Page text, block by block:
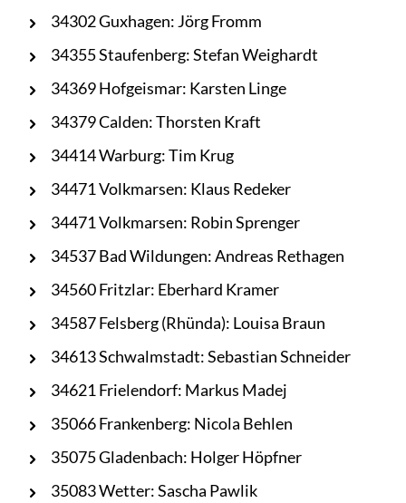
34302 Guxhagen: Jörg Fromm
34355 Staufenberg: Stefan Weighardt
34369 Hofgeismar: Karsten Linge
34379 Calden: Thorsten Kraft
34414 Warburg: Tim Krug
34471 Volkmarsen: Klaus Redeker
34471 Volkmarsen: Robin Sprenger
34537 Bad Wildungen: Andreas Rethagen
34560 Fritzlar: Eberhard Kramer
34587 Felsberg (Rhünda): Louisa Braun
34613 Schwalmstadt: Sebastian Schneider
34621 Frielendorf: Markus Madej
35066 Frankenberg: Nicola Behlen
35075 Gladenbach: Holger Höpfner
35083 Wetter: Sascha Pawlik